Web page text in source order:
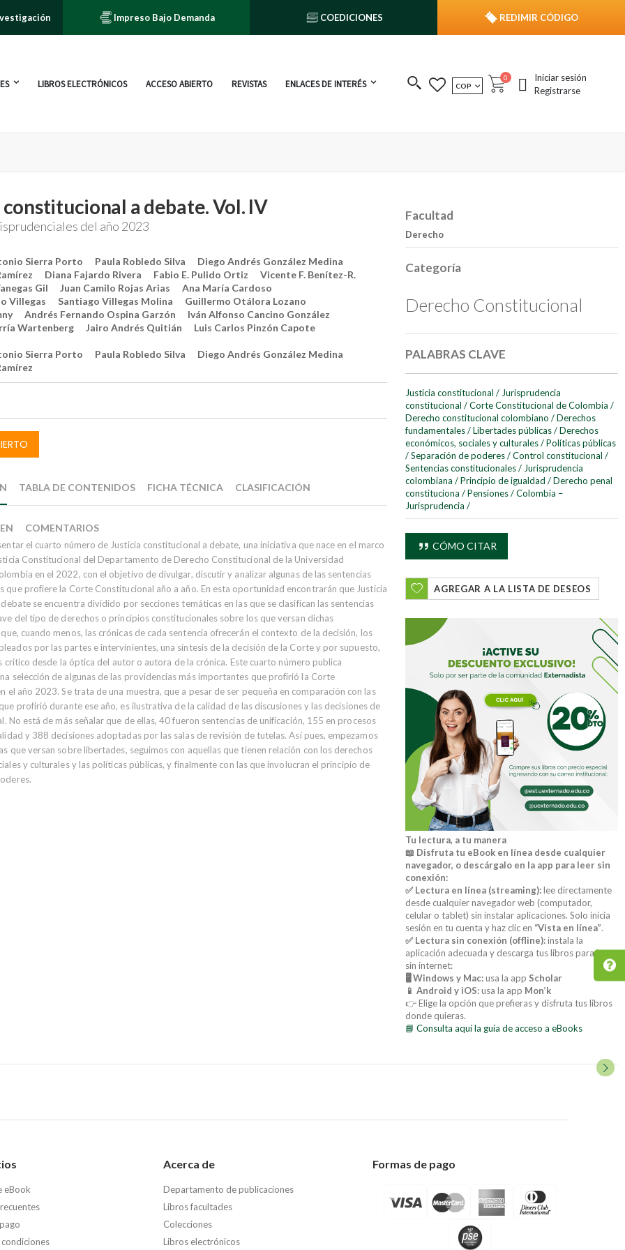
Impreso Bajo Demanda COEDICIONES REDIMIR CÓDIGO
LIBROS ELECTRÓNICOS ACCESO ABIERTO REVISTAS ENLACES DE INTERÉS MONEDA
COP Cart
0 publicacionesIniciar sesión
Registrarse
a debate. Vol. IV
del año 2023
Sierra Porto
Paula Robledo Silva
Diego Andrés González Medina
Diana Fajardo Rivera Fabio E. Pulido Ortiz
Vicente F. Benítez-R.
Gil
Juan Camilo Rojas Arias
Ana María Cardoso
Villegas
Santiago Villegas Molina
Guillermo Otálora Lozano
Andrés Fernando Ospina Garzón
Iván Alfonso Cancino González
Wartenberg
Jairo Andrés Quitián
Luis Carlos Pinzón Capote
Sierra Porto
Paula Robledo Silva
Diego Andrés González Medina
el cuarto número de Justicia constitucional a debate, una iniciativa que nace en el marco
Constitucional del Departamento de Derecho Constitucional de la Universidad
en el 2022, con el objetivo de divulgar, discutir y analizar algunas de las sentencias
que profiere la Corte Constitucional año a año. En esta oportunidad encontrarán que Justicia
se encuentra dividido por secciones temáticas en las que se clasifican las sentencias
del tipo de derechos o principios constitucionales sobre los que versan dichas
cuando menos, las crónicas de cada sentencia ofrecerán el contexto de la decisión, los
por las partes e intervinientes, una síntesis de la decisión de la Corte y por supuesto,
crítico desde la óptica del autor o autora de la crónica. Este cuarto número publica
selección de algunas de las providencias más importantes que profirió la Corte
el año 2023. Se trata de una muestra, que a pesar de ser pequeña en comparación con las
profirió durante ese año, es ilustrativa de la calidad de las discusiones y las decisiones de
No está de más señalar que de ellas, 40 fueron sentencias de unificación, 155 en procesos
y 388 decisiones adoptadas por las salas de revisión de tutelas. Así pues, empezamos
que versan sobre libertades, seguimos con aquellas que tienen relación con los derechos
y culturales y las políticas públicas, y finalmente con las que involucran el principio de
TABLA DE CONTENIDOS FICHA TÉCNICA CLASIFICACIÓN
COMENTARIOS
Facultad
Derecho
Categoría
Derecho Constitucional
PALABRAS CLAVE
Justicia constitucional / Jurisprudencia
constitucional / Corte Constitucional de Colombia /
Derecho constitucional colombiano / Derechos
fundamentales / Libertades públicas / Derechos
económicos, sociales y culturales / Políticas públicas
/ Separación de poderes / Control constitucional /
Sentencias constitucionales / Jurisprudencia
colombiana / Principio de igualdad / Derecho penal
constituciona / Pensiones / Colombia –
Jurisprudencia /
CÓMO CITAR
AGREGAR A LA LISTA DE DESEOS
Tu lectura, a tu manera
📖 Disfruta tu eBook en línea desde cualquier
navegador, o descárgalo en la app para leer sin
conexión:
✅ Lectura en línea (streaming):lee directamente
desde cualquier navegador web (computador,
celular o tablet) sin instalar aplicaciones. Solo inicia
sesión en tu cuenta y haz clic en “Vista en línea”.
✅ Lectura sin conexión (offline):instala la
aplicación adecuada y descarga tus libros para leer
sin internet:
🖥️ Windows y Mac:usa la app Scholar
📱 Android y iOS:usa la app Mon’k
👉 Elige la opción que prefieras y disfruta tus libros
donde quieras.
📘 Consulta aquí la guía de acceso a eBooks
eBook
Acerca de
Departamento de publicaciones
Libros facultades
Colecciones
Libros electrónicos
Formas de pago